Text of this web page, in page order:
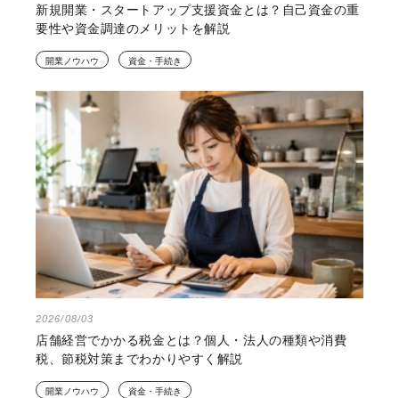
新規開業・スタートアップ支援資金とは？自己資金の重
要性や資金調達のメリットを解説
開業ノウハウ 資金・手続き
2026/08/03
店舗経営でかかる税金とは？個人・法人の種類や消費
税、節税対策までわかりやすく解説
開業ノウハウ 資金・手続き